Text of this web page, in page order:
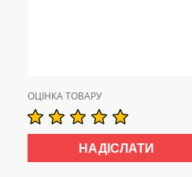
ОЦІНКА ТОВАРУ